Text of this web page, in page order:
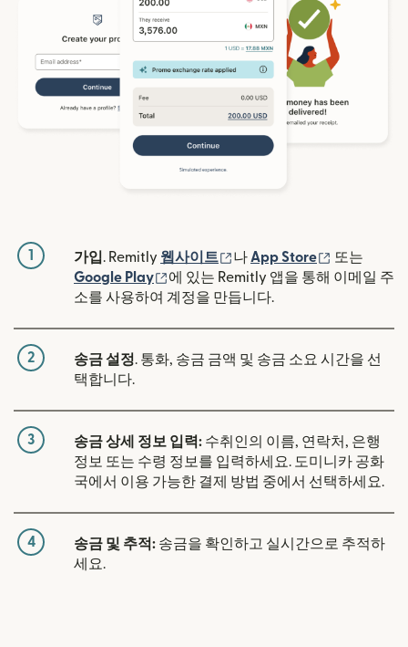
1 가입. Remitly 웹사이트 (새 창에서 열림)
나App Store (새 창에서
또는
Google Play
(새 창에서 열림)
에 있는 Remitly 앱을 통해 이메일 주
소를 사용하여 계정을 만듭니다.
2 송금 설정. 통화, 송금 금액 및 송금 소요 시간을 선
택합니다.
3 송금 상세 정보 입력: 수취인의 이름, 연락처, 은행
정보 또는 수령 정보를 입력하세요. 도미니카 공화
국에서 이용 가능한 결제 방법 중에서 선택하세요.
4 송금 및 추적: 송금을 확인하고 실시간으로 추적하
세요.